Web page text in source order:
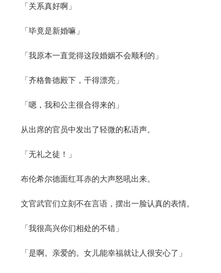
「关系真好啊」
「毕竟是新婚嘛」
「我原本一直觉得这段婚姻不会顺利的」
「齐格鲁德殿下，干得漂亮」
「嗯，我和公主很合得来的」
从出席的官员中发出了轻微的私语声。
「无礼之徒！」
布伦希尔德面红耳赤的大声怒吼出来。
文官武官们立刻不在言语，摆出一脸认真的表情。
「我很高兴你们相处的不错」
「是啊。亲爱的。女儿能幸福就让人很安心了」